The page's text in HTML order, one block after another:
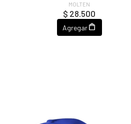
MOLTEN
$ 28.500
Agregar